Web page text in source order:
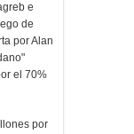
e
de
por Alan
el 70%
por